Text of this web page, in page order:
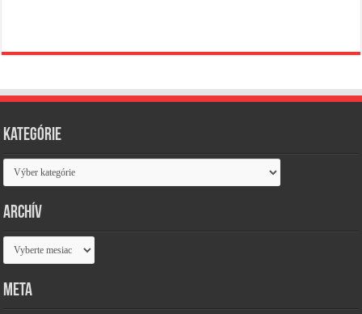
Kategórie
Kategórie
Archív
Archív
Meta